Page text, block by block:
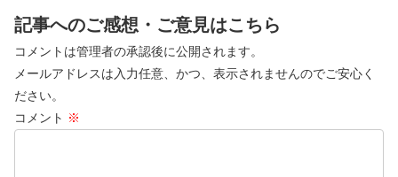
記事へのご感想・ご意見はこちら
コメントは管理者の承認後に公開されます。
メールアドレスは入力任意、かつ、表示されませんのでご安心く
ださい。
コメント ※